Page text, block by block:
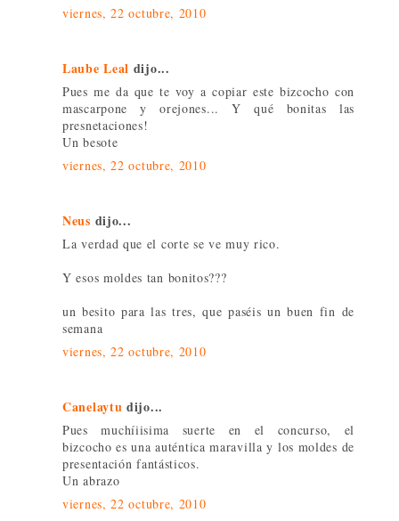
viernes, 22 octubre, 2010
Laube Leal dijo...
Pues me da que te voy a copiar este bizcocho con
mascarpone y orejones... Y qué bonitas las
presnetaciones!
Un besote
viernes, 22 octubre, 2010
Neus dijo...
La verdad que el corte se ve muy rico.
Y esos moldes tan bonitos???
un besito para las tres, que paséis un buen fin de
semana
viernes, 22 octubre, 2010
Canelaytu dijo...
Pues muchíiisima suerte en el concurso, el
bizcocho es una auténtica maravilla y los moldes de
presentación fantásticos.
Un abrazo
viernes, 22 octubre, 2010